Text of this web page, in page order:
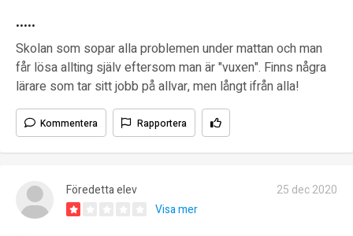
.....
Skolan som sopar alla problemen under mattan och man
får lösa allting själv eftersom man är "vuxen". Finns några
lärare som tar sitt jobb på allvar, men långt ifrån alla!
Kommentera Rapportera
Föredetta elev
25 dec 2020
Visa mer